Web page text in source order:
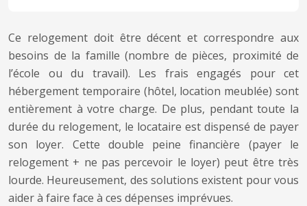
Ce relogement doit être décent et correspondre aux
besoins de la famille (nombre de pièces, proximité de
l’école ou du travail). Les frais engagés pour cet
hébergement temporaire (hôtel, location meublée) sont
entièrement à votre charge. De plus, pendant toute la
durée du relogement, le locataire est dispensé de payer
son loyer. Cette double peine financière (payer le
relogement + ne pas percevoir le loyer) peut être très
lourde. Heureusement, des solutions existent pour vous
aider à faire face à ces dépenses imprévues.